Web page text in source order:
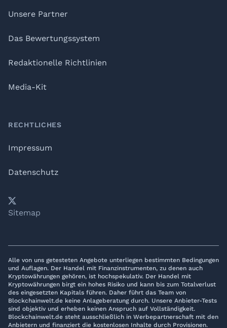
Unsere Partner
Das Bewertungssystem
Redaktionelle Richtlinien
Media-Kit
RECHTLICHES
Impressum
Datenschutz
YouTube
𝕏LinkedIn
Telegram
Sitemap
Alle von uns getesteten Angebote unterliegen bestimmten Bedingungen
und Auflagen. Der Handel mit Finanzinstrumenten, zu denen auch
Kryptowährungen gehören, ist hochspekulativ. Der Handel mit
Kryptowährungen birgt ein hohes Risiko und kann bis zum Totalverlust
des eingesetzten Kapitals führen. Daher führt das Team von
Blockchainwelt.de keine Anlageberatung durch. Unsere Anbieter-Tests
sind objektiv und erheben keinen Anspruch auf Vollständigkeit.
Blockchainwelt.de steht ausschließlich in Werbepartnerschaft mit den
Anbietern und finanziert die kostenlosen Inhalte durch Provisionen.